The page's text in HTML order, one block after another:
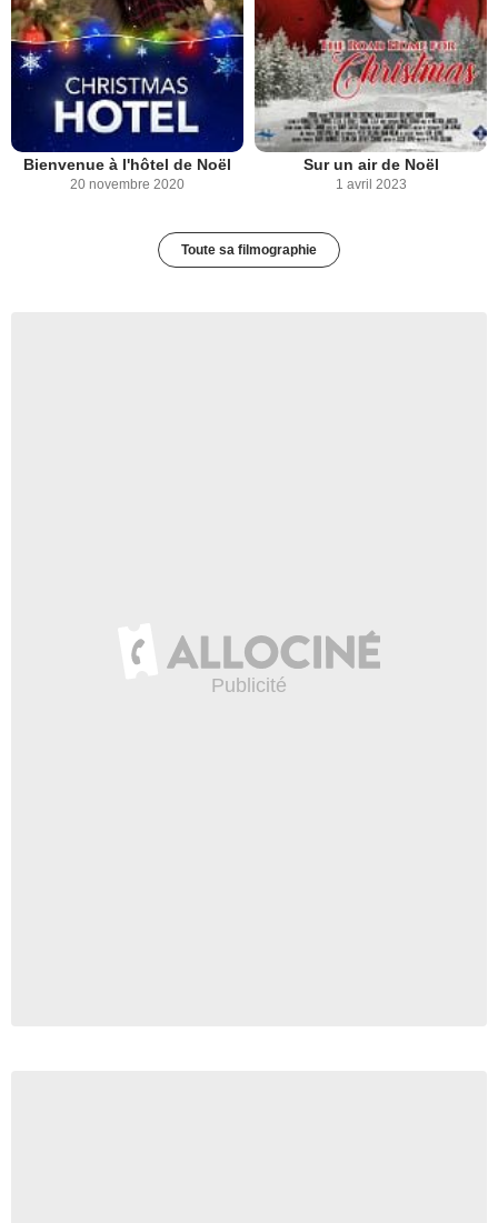
Bienvenue à l'hôtel de Noël
20 novembre 2020
Sur un air de Noël
1 avril 2023
Toute sa filmographie